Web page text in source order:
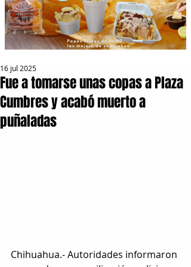
Fue a tomarse unas copas a Plaza
Cumbres y acabó muerto a
puñaladas
16 jul 2025
Chihuahua.- Autoridades informaron